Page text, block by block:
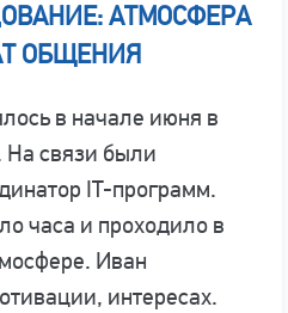
АТМОСФЕРА
ОБЩЕНИЯ
в начале июня в
На связи были
IT-программ.
часа и проходило в
Иван
интересах.